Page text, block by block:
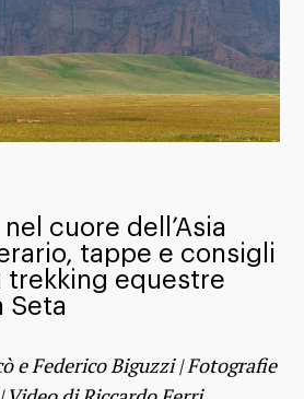
cuore dell’Asia
tappe e consigli
trekking equestre
Seta
e Federico Biguzzi | Fotografie